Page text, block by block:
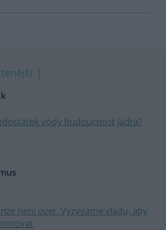
vody budoucnost jádra?
není over. Vyzýváme vládu, aby